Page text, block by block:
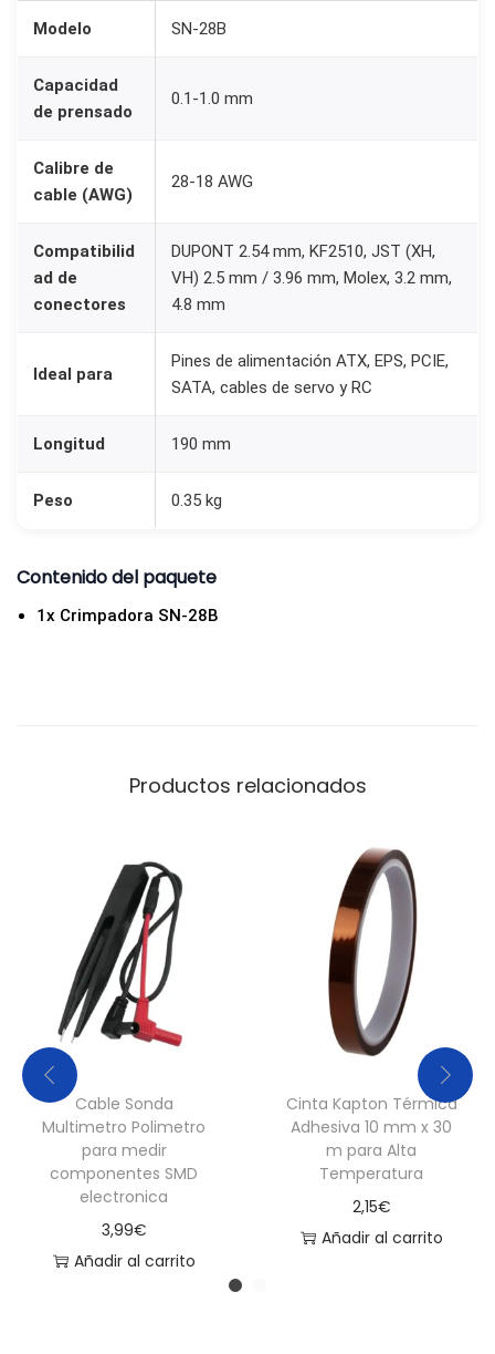
Modelo SN-28B
Capacidad
de prensado
0.1-1.0 mm
Calibre de
cable (AWG)
28-18 AWG
Compatibilid
ad de
conectores
DUPONT 2.54 mm, KF2510, JST (XH,
VH) 2.5 mm / 3.96 mm, Molex, 3.2 mm,
4.8 mm
Ideal para
Pines de alimentación ATX, EPS, PCIE,
SATA, cables de servo y RC
Longitud 190 mm
Peso 0.35 kg
Contenido del paquete
1x Crimpadora SN-28B
Productos relacionados
Cable Sonda
Multimetro Polimetro
para medir
componentes SMD
electronica
3,99€
Añadir al carrito
Cinta Kapton Térmica
Adhesiva 10 mm x 30
m para Alta
Temperatura
2,15€
Añadir al carrito